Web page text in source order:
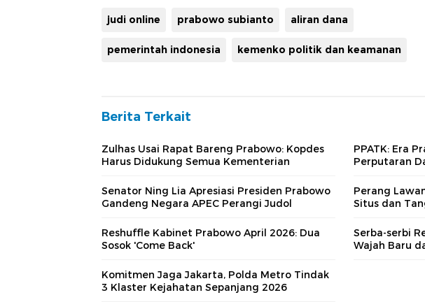
judi online prabowo subianto aliran dana
pemerintah indonesia kemenko politik dan keamanan
Berita Terkait
Zulhas Usai Rapat Bareng Prabowo: Kopdes
Harus Didukung Semua Kementerian
PPATK: Era
Perputaran
Senator Ning Lia Apresiasi Presiden Prabowo
Gandeng Negara APEC Perangi Judol
Perang
Situs dan
Reshuffle Kabinet Prabowo April 2026: Dua
Sosok 'Come Back'
Serba-serbi
Wajah Baru
Komitmen Jaga Jakarta, Polda Metro Tindak
3 Klaster Kejahatan Sepanjang 2026